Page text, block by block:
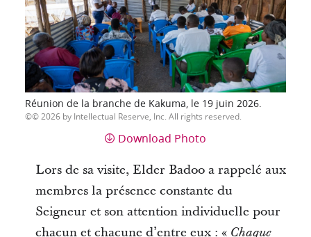
Réunion de la branche de Kakuma, le 19 juin 2026.
© 2026 by Intellectual Reserve, Inc. All rights reserved.
Download Photo
Lors de sa visite, Elder Badoo a rappelé aux
membres la présence constante du
Seigneur et son attention individuelle pour
chacun et chacune d’entre eux : « Chaque